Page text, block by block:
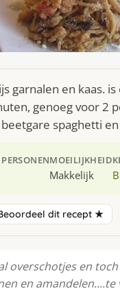
garnalen en kaas.
genoeg voor 2
spaghetti
MOEILIJKHEID
Makkelijk
dit recept ★
overschotjes en
en